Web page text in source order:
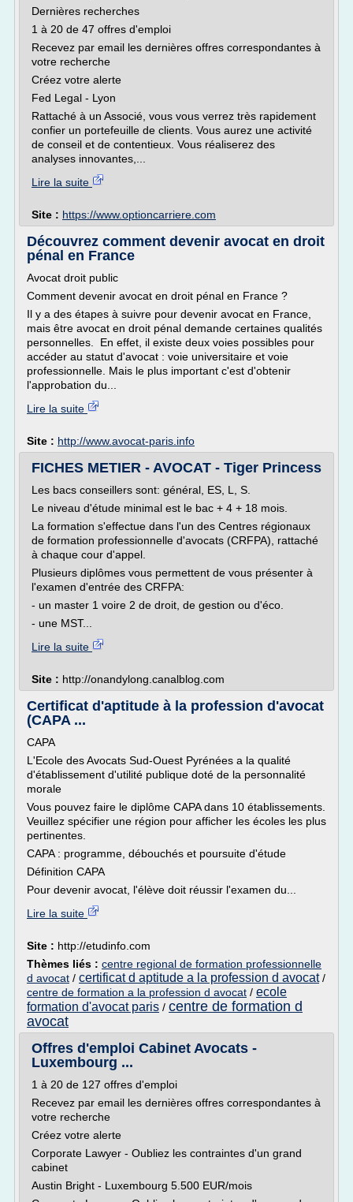
Dernières recherches
1 à 20 de 47 offres d'emploi
Recevez par email les dernières offres correspondantes à
votre recherche
Créez votre alerte
Fed Legal - Lyon
Rattaché à un Associé, vous vous verrez très rapidement
confier un portefeuille de clients. Vous aurez une activité
de conseil et de contentieux. Vous réaliserez des
analyses innovantes,...
Lire la suite
Site : https://www.optioncarriere.com
Découvrez comment devenir avocat en droit
pénal en France
Avocat droit public
Comment devenir avocat en droit pénal en France ?
Il y a des étapes à suivre pour devenir avocat en France,
mais être avocat en droit pénal demande certaines qualités
personnelles. En effet, il existe deux voies possibles pour
accéder au statut d'avocat : voie universitaire et voie
professionnelle. Mais le plus important c'est d'obtenir
l'approbation du...
Lire la suite
Site : http://www.avocat-paris.info
FICHES METIER - AVOCAT - Tiger Princess
Les bacs conseillers sont: général, ES, L, S.
Le niveau d'étude minimal est le bac + 4 + 18 mois.
La formation s'effectue dans l'un des Centres régionaux
de formation professionnelle d'avocats (CRFPA), rattaché
à chaque cour d'appel.
Plusieurs diplômes vous permettent de vous présenter à
l'examen d'entrée des CRFPA:
- un master 1 voire 2 de droit, de gestion ou d'éco.
- une MST...
Lire la suite
Site : http://onandylong.canalblog.com
Certificat d'aptitude à la profession d'avocat
(CAPA ...
CAPA
L'Ecole des Avocats Sud-Ouest Pyrénées a la qualité
d'établissement d'utilité publique doté de la personnalité
morale
Vous pouvez faire le diplôme CAPA dans 10 établissements.
Veuillez spécifier une région pour afficher les écoles les plus
pertinentes.
CAPA : programme, débouchés et poursuite d'étude
Définition CAPA
Pour devenir avocat, l'élève doit réussir l'examen du...
Lire la suite
Site : http://etudinfo.com
Thèmes liés : centre regional de formation professionnelle
d avocat / certificat d aptitude a la profession d avocat/
centre de formation a la profession d avocat / ecole
formation d'avocat paris / centre de formation d
avocat
Offres d'emploi Cabinet Avocats -
Luxembourg ...
1 à 20 de 127 offres d'emploi
Recevez par email les dernières offres correspondantes à
votre recherche
Créez votre alerte
Corporate Lawyer - Oubliez les contraintes d'un grand
cabinet
Austin Bright - Luxembourg 5.500 EUR/mois